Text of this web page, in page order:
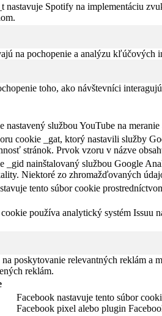
nastavuje Spotify na implementáciu
na pochopenie a analýzu
toho, ako návštevníci
nastavený službou YouTube na
cookie _gat, ktorý nastavili služby
stránok. Prvok vzoru v názve
_gid nainštalovaný službou Google
Niektoré zo zhromažďovaných
tento súbor cookie
používa analytický systém Issuu
poskytovanie relevantných reklám
reklám.
Facebook nastavuje tento súbor
Facebook pixel alebo plugin